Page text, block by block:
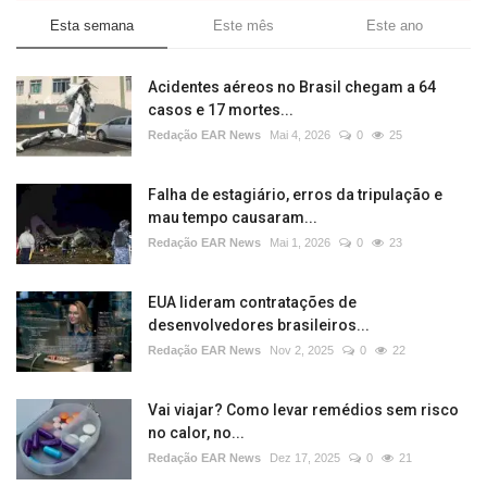
Esta semana Este mês Este ano
Acidentes aéreos no Brasil chegam a 64
casos e 17 mortes...
Redação EAR News Mai 4, 2026 0 25
Falha de estagiário, erros da tripulação e
mau tempo causaram...
Redação EAR News Mai 1, 2026 0 23
EUA lideram contratações de
desenvolvedores brasileiros...
Redação EAR News Nov 2, 2025 0 22
Vai viajar? Como levar remédios sem risco
no calor, no...
Redação EAR News Dez 17, 2025 0 21